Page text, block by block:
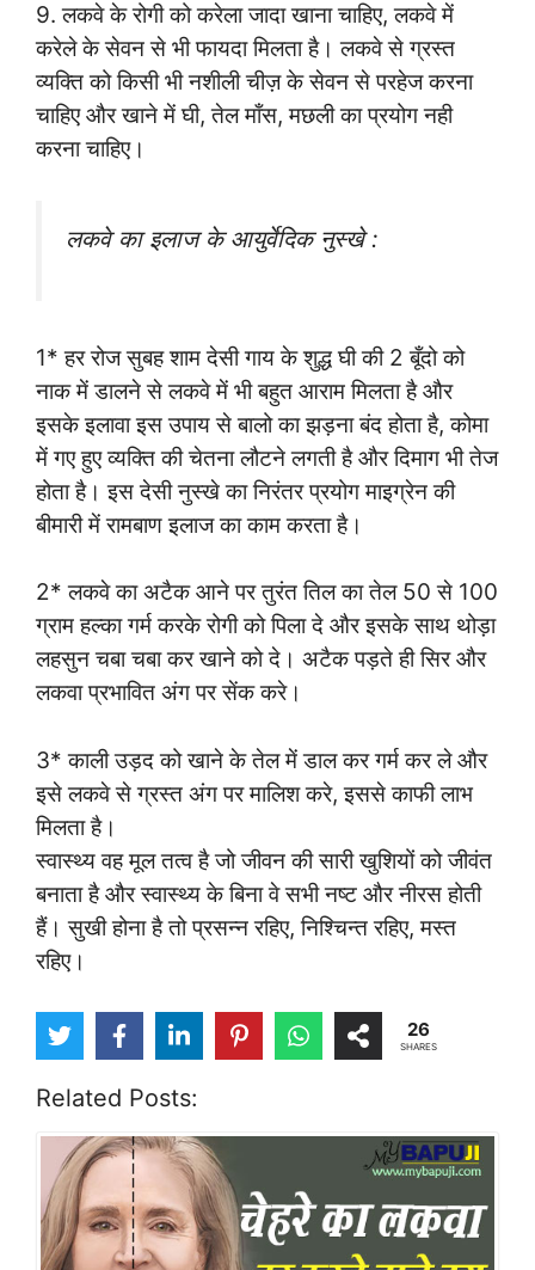
9. लकवे के रोगी को करेला जादा खाना चाहिए, लकवे में
करेले के सेवन से भी फायदा मिलता है। लकवे से ग्रस्त
व्यक्ति को किसी भी नशीली चीज़ के सेवन से परहेज करना
चाहिए और खाने में घी, तेल माँस, मछली का प्रयोग नही
करना चाहिए।
लकवे का इलाज के आयुर्वेदिक नुस्खे :
1* हर रोज सुबह शाम देसी गाय के शुद्ध घी की 2 बूँदो को
नाक में डालने से लकवे में भी बहुत आराम मिलता है और
इसके इलावा इस उपाय से बालो का झड़ना बंद होता है, कोमा
में गए हुए व्यक्ति की चेतना लौटने लगती है और दिमाग भी तेज
होता है। इस देसी नुस्खे का निरंतर प्रयोग माइग्रेन की
बीमारी में रामबाण इलाज का काम करता है।
2* लकवे का अटैक आने पर तुरंत तिल का तेल 50 से 100
ग्राम हल्का गर्म करके रोगी को पिला दे और इसके साथ थोड़ा
लहसुन चबा चबा कर खाने को दे। अटैक पड़ते ही सिर और
लकवा प्रभावित अंग पर सेंक करे।
3* काली उड़द को खाने के तेल में डाल कर गर्म कर ले और
इसे लकवे से ग्रस्त अंग पर मालिश करे, इससे काफी लाभ
मिलता है।
स्वास्थ्य वह मूल तत्व है जो जीवन की सारी खुशियों को जीवंत
बनाता है और स्वास्थ्य के बिना वे सभी नष्ट और नीरस होती
हैं। सुखी होना है तो प्रसन्न रहिए, निश्चिन्त रहिए, मस्त
रहिए।
26
SHARES
Related Posts: